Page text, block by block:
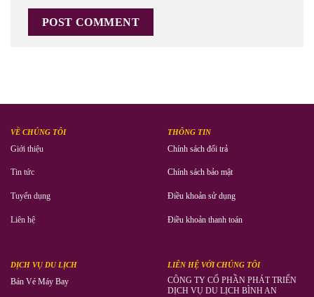
VỀ CHÚNG TÔI
Giới thiệu
Tin tức
Tuyển dụng
Liên hệ
THÔNG TIN
Chính sách đổi trả
Chính sách bảo mật
Điều khoản sử dụng
Điều khoản thanh toán
DỊCH VỤ DU LỊCH
Bán Vé Máy Bay
LIÊN HỆ VỚI CHÚNG TÔI
CÔNG TY CỔ PHẦN PHÁT TRIỂN
DỊCH VỤ DU LỊCH BÌNH AN